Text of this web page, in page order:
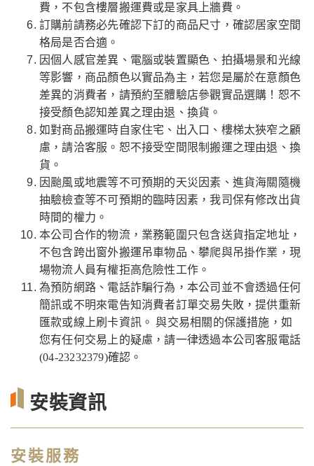
費，不包含樓層搬運費或是家具上牆費。
訂購前請務必先確認下訂的商品尺寸，確認居家空間
格局是否合適。
因個人感官差異、電腦或裝置顯色、拍攝場景和光線
等影響，商品顏色以實品為主，若您是屬於在意顏色
差異的消費者，請預約至體驗店參觀實品選購！恕不
接受顏色認知差異之理由退、換貨。
如對商品搬運時自家住宅、出入口、樓梯太狹窄之顧
慮，請洽客服。恕不接受空間限制搬運之理由退、換
貨。
因颱風或地震等不可預期的天災因素、進貨海關隨機
抽驗檢查等不可預期的臨時因素，我司保有修改出貨
時間的權力。
本公司合作的物流，業務範圍只包含送貨指定地址，
不包含跨出窗外搬運吊車物品、攀爬與吊掛作業，現
場物流人員有權拒高危險性工作。
為預防網路、電話詐騙行為，本公司並不會透過任何
簡訊或不明來電告知消費者訂單交易失敗，提供重新
匯款或線上刷卡資訊。 與交易相關的保護措施，如
您有任何交易上的疑慮，請一律透過本公司客服電話
(04-23232379)確認。
安裝資訊
安裝服務